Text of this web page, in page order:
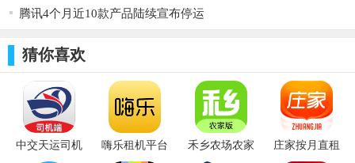
腾讯4个月近10款产品陆续宣布停运
猜你喜欢
中交天运司机
嗨乐租机平台
禾乡农场农家
庄家按月直租